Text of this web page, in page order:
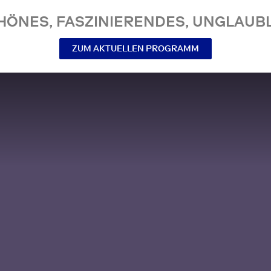
FASZINIERENDES,
ZUM AKTUELLEN PROGRAMM